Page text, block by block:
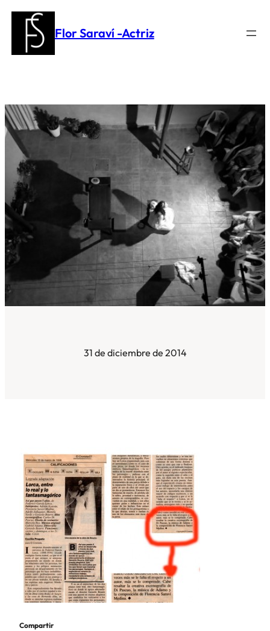
Saltar
contenido
Flor Saraví -Actriz
31 de diciembre de 2014
Compartir